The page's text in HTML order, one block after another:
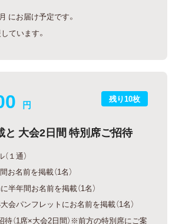
にお届け予定です。
ています。
残り10枚
円
と 大会2日間 特別席ご招待
１通）
お名前を掲載（1名）
半年間お名前を掲載（1名）
会パンフレットにお名前を掲載（1名）
待（1席×大会2日間）※前方の特別席にご案